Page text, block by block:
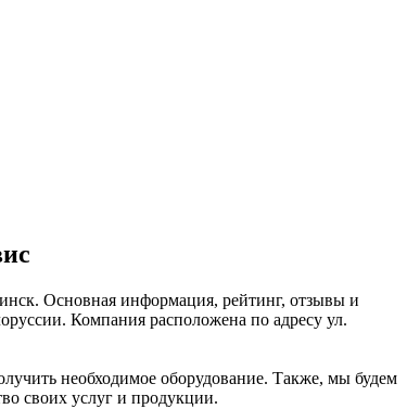
Основная информация, рейтинг, отзывы и
Компания расположена по адресу ул.
необходимое оборудование. Также, мы будем
своих услуг и продукции.